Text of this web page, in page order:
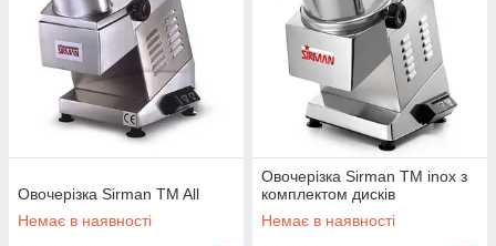
Овочерізка Sirman TM All
Немає в наявності
Овочерізка Sirman TM inox з
комплектом дисків
Немає в наявності